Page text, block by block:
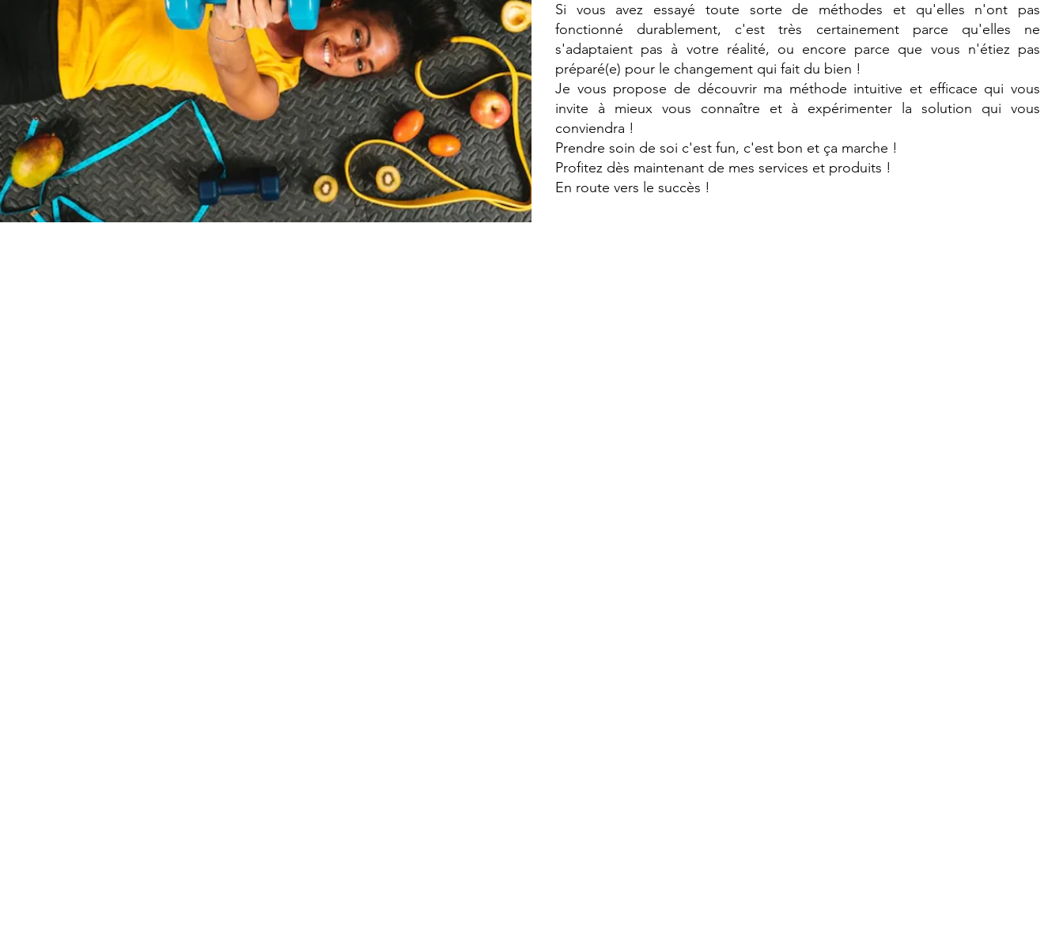
Si vous avez essayé toute sorte de méthodes et qu'elles n'ont pas
fonctionné durablement, c'est très certainement parce qu'elles ne
s'adaptaient pas à votre réalité, ou encore parce que vous n'étiez pas
préparé(e) pour le changement qui fait du bien !
Je vous propose de découvrir ma méthode intuitive et efficace qui vous
invite à mieux vous connaître et à expérimenter la solution qui vous
conviendra !
Prendre soin de soi c'est fun, c'est bon et ça marche !
Profitez dès maintenant de mes services et produits !
En route vers le succès !